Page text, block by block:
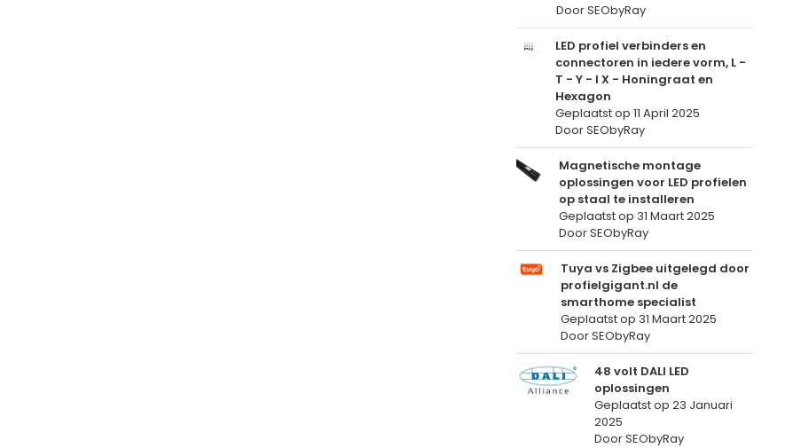
Door SEObyRay
LED profiel verbinders en
connectoren in iedere vorm, L -
T - Y - I X - Honingraat en
Hexagon
Geplaatst op 11 April 2025
Door SEObyRay
Magnetische montage
oplossingen voor LED profielen
op staal te installeren
Geplaatst op 31 Maart 2025
Door SEObyRay
Tuya vs Zigbee uitgelegd door
profielgigant.nl de
smarthome specialist
Geplaatst op 31 Maart 2025
Door SEObyRay
48 volt DALI LED
oplossingen
Geplaatst op23 Januari
2025
Door SEObyRay